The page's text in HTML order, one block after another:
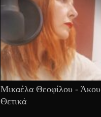
Μικαέλα Θεοφίλου - Άκου
Θετικά